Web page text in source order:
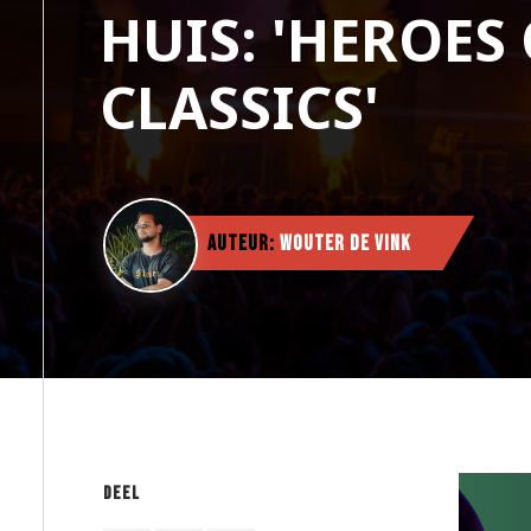
HUIS: 'HEROES
CLASSICS'
Auteur: Wouter de Vink
Deel